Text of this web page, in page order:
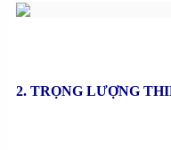
2. TRỌNG LƯỢNG